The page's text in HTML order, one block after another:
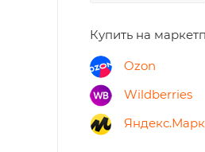
Купить на
Ozon
Wildberries